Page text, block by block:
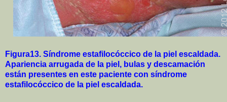
Figura13. Síndrome estafilocóccico de la piel escaldada.
Apariencia arrugada de la piel, bulas y descamación
están presentes en este paciente con síndrome
estafilocóccico de la piel escaldada.